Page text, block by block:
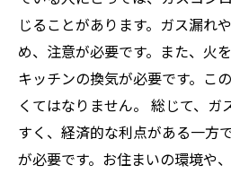
じることがあります。ガス漏れ
め、注意が必要です。また、火
キッチンの換気が必要です。こ
くてはなりません。 総じて、ガ
すく、経済的な利点がある一方
が必要です。お住まいの環境や